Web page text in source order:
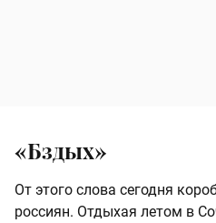
«Бздых»
От этого слова сегодня
россиян. Отдыхая летом в